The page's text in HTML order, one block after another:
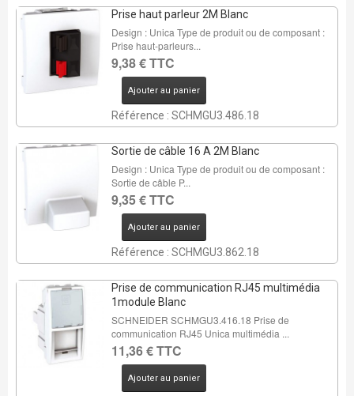
Prise haut parleur 2M Blanc
Design : Unica Type de produit ou de composant :
Prise haut-parleurs...
9,38 € TTC
Ajouter au panier
Référence : SCHMGU3.486.18
Sortie de câble 16 A 2M Blanc
Design : Unica Type de produit ou de composant :
Sortie de câble P...
9,35 € TTC
Ajouter au panier
Référence : SCHMGU3.862.18
Prise de communication RJ45 multimédia
1module Blanc
SCHNEIDER SCHMGU3.416.18 Prise de
communication RJ45 Unica multimédia ...
11,36 € TTC
Ajouter au panier